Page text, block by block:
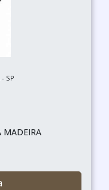
SP
MADEIRA